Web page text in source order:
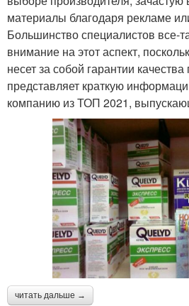
материалы благодаря рекламе
Большинство специалистов все-
внимание на этот аспект,
несет за собой гарантии
представляет краткую
компанию из ТОП 2021,
читать дальше →